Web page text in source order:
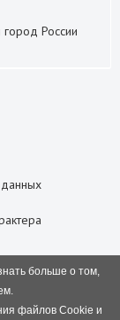
России
больше о том,
файлов Cookie и